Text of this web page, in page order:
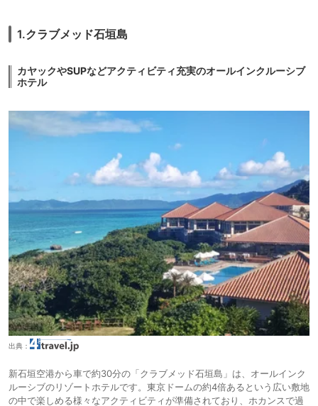
1.クラブメッド石垣島
カヤックやSUPなどアクティビティ充実のオールインクルーシブ
ホテル
出典：
新石垣空港から車で約30分の「クラブメッド石垣島」は、オールインク
ルーシブのリゾートホテルです。東京ドームの約4倍あるという広い敷地
の中で楽しめる様々なアクティビティが準備されており、ホカンスで過